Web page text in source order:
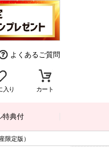
よくあるご質問
入り カート
特典付
限定版）